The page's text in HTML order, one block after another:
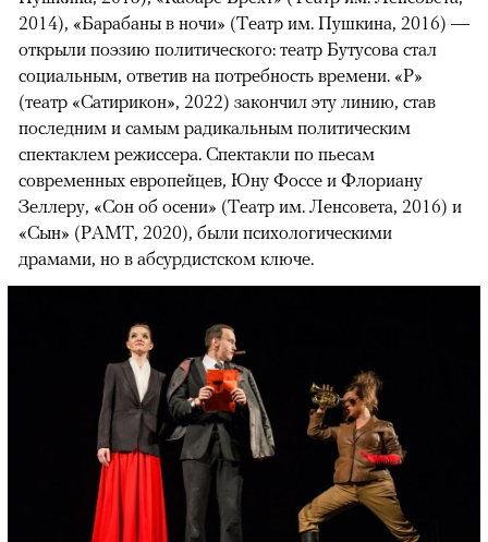
2014), «Барабаны в ночи» (Театр им. Пушкина, 2016) —
открыли поэзию политического: театр Бутусова стал
социальным, ответив на потребность времени. «Р»
(театр «Сатирикон», 2022) закончил эту линию, став
последним и самым радикальным политическим
спектаклем режиссера. Спектакли по пьесам
современных европейцев, Юну Фоссе и Флориану
Зеллеру, «Сон об осени» (Театр им. Ленсовета, 2016) и
«Сын» (РАМТ, 2020), были психологическими
драмами, но в абсурдистском ключе.